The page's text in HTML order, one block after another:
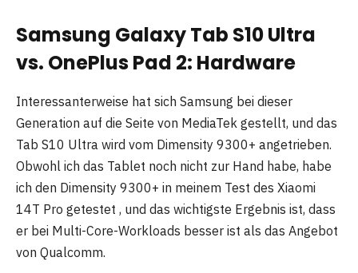
Samsung Galaxy Tab S10 Ultra
vs. OnePlus Pad 2: Hardware
Interessanterweise hat sich Samsung bei dieser
Generation auf die Seite von MediaTek gestellt, und das
Tab S10 Ultra wird vom Dimensity 9300+ angetrieben.
Obwohl ich das Tablet noch nicht zur Hand habe, habe
ich den Dimensity 9300+ in meinem Test des Xiaomi
14T Pro getestet , und das wichtigste Ergebnis ist, dass
er bei Multi-Core-Workloads besser ist als das Angebot
von Qualcomm.